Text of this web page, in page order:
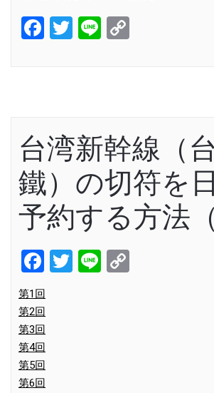
Facebook
Twitter
Line
台湾新幹線（
鐵）の切符を
予約する方法（
Facebook
Twitter
Line
第1回
第2回
第3回
第4回
第5回
第6回